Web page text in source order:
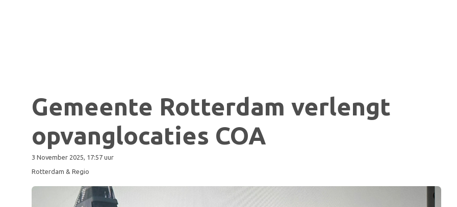
Gemeente Rotterdam verlengt
opvanglocaties COA
3 November 2025, 17:57 uur
Rotterdam & Regio